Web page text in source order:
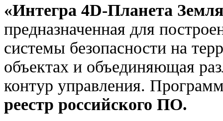
«Интегра 4D-Планета
предназначенная для
системы безопасности на
объектах и объединяющая
контур управления.
реестр российского ПО.